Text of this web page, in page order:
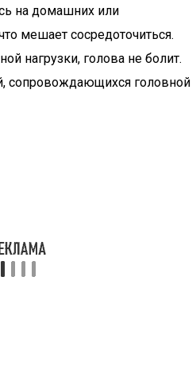
на домашних или
мешает сосредоточиться.
нагрузки, голова не болит.
сопровождающихся головной